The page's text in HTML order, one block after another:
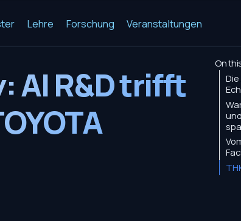
Lehre Forschung Veranstaltungen
On
AI R&D trifft